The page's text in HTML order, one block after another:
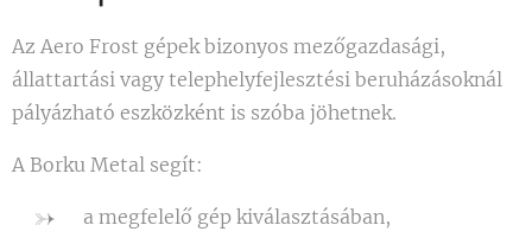
Az Aero Frost gépek bizonyos mezőgazdasági,
állattartási vagy telephelyfejlesztési beruházásoknál
pályázható eszközként is szóba jöhetnek.
A Borku Metal segít:
a megfelelő gép kiválasztásában,